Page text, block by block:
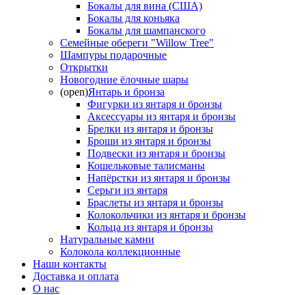
Бокалы для вина (США)
Бокалы для коньяка
Бокалы для шампанского
Семейные обереги "Willow Tree"
Шампуры подарочные
Открытки
Новогодние ёлочные шары
(open)Янтарь и бронза
Фигурки из янтаря и бронзы
Аксессуары из янтаря и бронзы
Брелки из янтаря и бронзы
Броши из янтаря и бронзы
Подвески из янтаря и бронзы
Кошельковые талисманы
Напёрстки из янтаря и бронзы
Серьги из янтаря
Браслеты из янтаря и бронзы
Колокольчики из янтаря и бронзы
Кольца из янтаря и бронзы
Натуральные камни
Колокола коллекционные
Наши контакты
Доставка и оплата
О нас